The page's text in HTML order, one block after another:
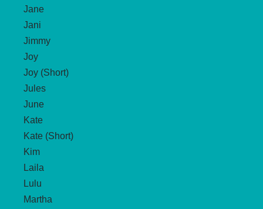
Jane
Jani
Jimmy
Joy
Joy (Short)
Jules
June
Kate
Kate (Short)
Kim
Laila
Lulu
Martha